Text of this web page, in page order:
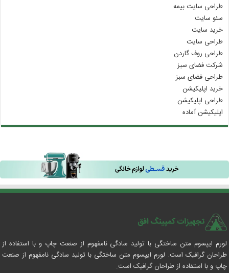
طراحی سایت بیمه
سئو سایت
خرید سایت
طراحی سایت
طراحی روف گاردن
شرکت فضای سبز
طراحی فضای سبز
خرید اپلیکیشن
طراحی اپلیکیشن
اپلیکیشن آماده
لورم ایپسوم متن ساختگی با تولید سادگی نامفهوم از صنعت چاپ و با استفاده از
طراحان گرافیک است. لورم ایپسوم متن ساختگی با تولید سادگی نامفهوم از صنعت
چاپ و با استفاده از طراحان گرافیک است.